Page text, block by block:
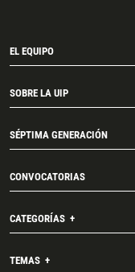
EL EQUIPO
SOBRE LA UIP
SÉPTIMA GENERACIÓN
CONVOCATORIAS
CATEGORÍAS
TEMAS